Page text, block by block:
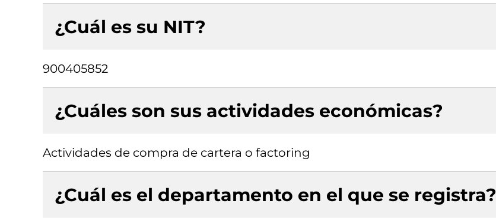
¿Cuál es su NIT?
900405852
¿Cuáles son sus actividades económicas?
Actividades de compra de cartera o factoring
¿Cuál es el departamento en el que se registra?